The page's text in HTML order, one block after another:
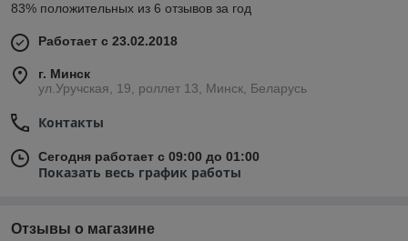
83% положительных из 6 отзывов за год
Работает с 23.02.2018
г. Минск
ул.Уручская, 19, роллет 13, Минск, Беларусь
Контакты
Сегодня работает с 09:00 до 01:00
Показать весь график работы
Отзывы о магазине